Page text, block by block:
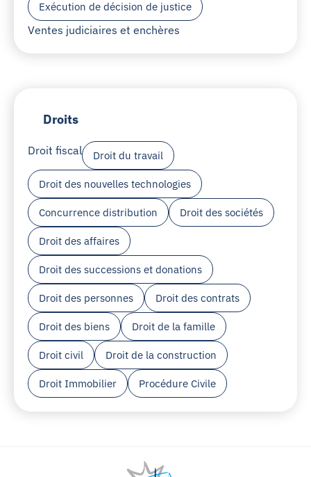
Exécution de décision de justice
Ventes judiciaires et enchères
Droits
Droit fiscal Droit du travail
Droit des nouvelles technologies
Concurrence distribution Droit des sociétés
Droit des affaires
Droit des successions et donations
Droit des personnes Droit des contrats
Droit des biens Droit de la famille
Droit civil Droit de la construction
Droit Immobilier Procédure Civile